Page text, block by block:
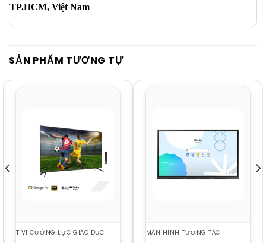
TP.HCM, Việt Nam
SẢN PHẨM TƯƠNG TỰ
TIVI CƯỜNG LỰC GIÁO DỤC MÀN HÌNH TƯƠNG TÁC